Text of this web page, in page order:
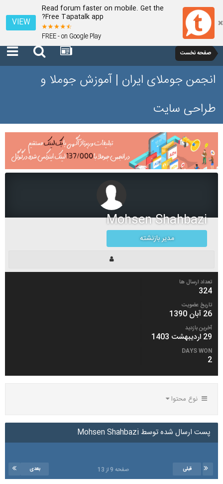
Read forum faster on mobile. Get the
Free Tapatalk app?
FREE - on Google Play
VIEW
صفحه نخست
انجمن جوملای ایران | آموزش جوملا و
طراحی سایت
Mohsen Shahbazi
مدیر بازنشته
تعداد ارسال ها
324
تاریخ عضویت
26 آبان 1390
آخرین بازدید
29 اردیبهشت 1403
DAYS WON
2
نوع محتوا
پست ارسال شده توسط Mohsen Shahbazi
قبلی بعدی صفحه 9 از 13